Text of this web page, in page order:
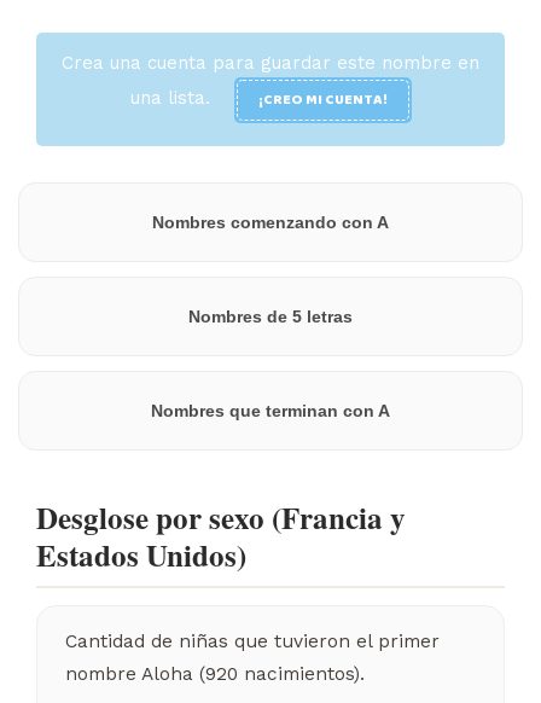
Crea una cuenta para guardar este nombre en
una lista.
¡CREO MI CUENTA!
Nombres comenzando con A
Nombres de 5 letras
Nombres que terminan con A
Desglose por sexo (Francia y
Estados Unidos)
Cantidad de niñas que tuvieron el primer
nombre Aloha (920 nacimientos).